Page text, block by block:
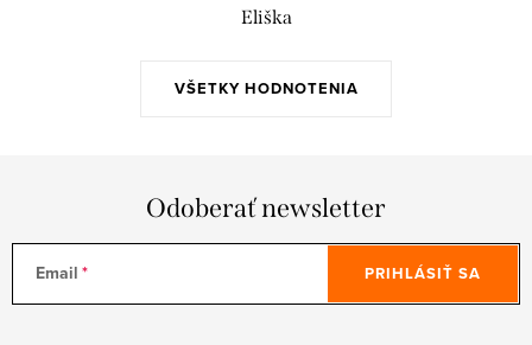
VŠETKY HODNOTENIA
Eliška
Odoberať newsletter
Email PRIHLÁSIŤ SA